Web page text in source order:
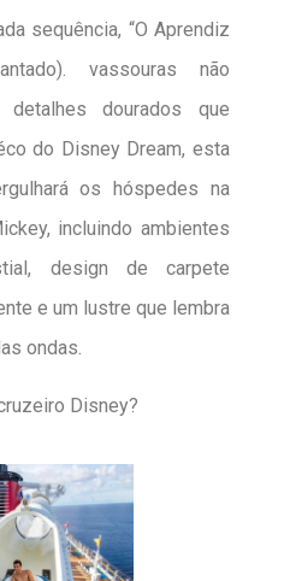
sequência, “O Aprendiz
vassouras não
detalhes dourados que
do Disney Dream, esta
os hóspedes na
incluindo ambientes
design de carpete
e um lustre que lembra
ondas.
Disney?